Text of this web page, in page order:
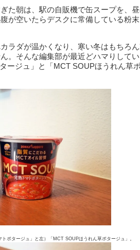
た朝は、駅の自販機で缶スープを、
が空いたらデスクに常備している粉
ラダが温かくなり、寒い冬はもちろ
。そんな編集部が最近どハマりして
ージュ」と「MCT SOUPほうれん草
ポタージュ」と左）「MCT SOUPほうれん草ポタージュ」。